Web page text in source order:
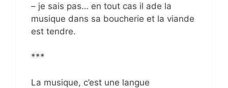
– je sais pas… en tout cas il ade la
musique dans sa boucherie et la viande
est tendre.
***
La musique, c’est une langue